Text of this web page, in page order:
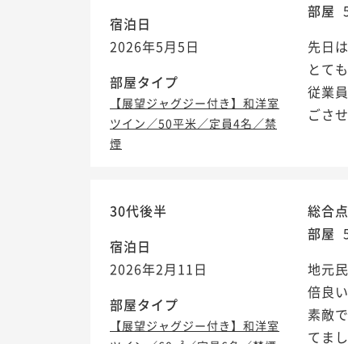
/5
宿泊日
2026年5月5日
部屋タイプ
【展望ジャグジー付き】和洋室
ツイン／50平米／定員4名／禁
煙
部屋
先日
とて
従業
ごさ
30代後半
宿泊日
2026年2月11日
部屋タイプ
【展望ジャグジー付き】和洋室
総合点
部屋
地元
倍良
素敵
てま